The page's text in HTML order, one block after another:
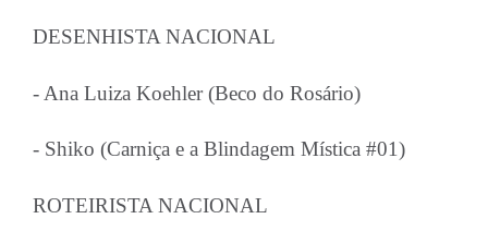
DESENHISTA NACIONAL
- Ana Luiza Koehler (Beco do Rosário)
- Shiko (Carniça e a Blindagem Mística #01)
ROTEIRISTA NACIONAL